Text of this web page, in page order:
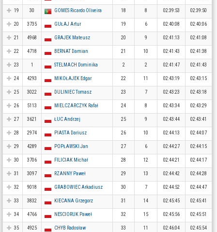
19 30 GOMES Ricardo Oliveira 18 8 02:39:53 02:39:50
20 3735 GUŁAJ Artur 19 6 02:40:08 02:40:06
21 4968 GRAJEK Mateusz 20 9 02:41:13 02:41:08
22 4718 BERNAT Damian 21 10 02:41:43 02:41:38
23 1 STELMACH Dominika 2 2 02:41:47 02:41:43
24 4293 MIKOŁAJEK Edgar 22 11 02:43:19 02:43:15
25 3022 DULINIEC Tomasz 23 7 02:43:23 02:43:18
26 5113 MIELCZARCZYK Rafał 24 8 02:43:34 02:43:29
27 3621 ŁUC Andrzej 25 9 02:43:44 02:43:41
28 2974 PIASTA Dariusz 26 10 02:44:13 02:44:07
29 4289 POPŁAWSKI Jan 27 6 02:44:27 02:44:15
30 3706 FILICIAK Michał 28 12 02:44:21 02:44:17
31 3097 RZANNY Paweł 29 13 02:44:42 02:44:28
32 9018 GRABOWIEC Arkadiusz 30 7 02:44:52 02:44:47
33 3832 KIECANA Grzegorz 31 14 02:45:45 02:45:41
34 4766 NESCIORUK Paweł 32 15 02:45:56 02:45:51
35 4925 CHYB Radosław 33 11 02:46:04 02:45:54